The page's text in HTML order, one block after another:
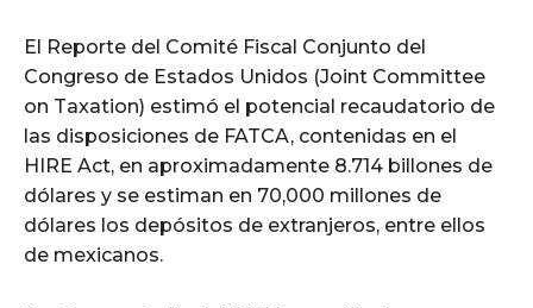
El Reporte del Comité Fiscal Conjunto del
Congreso de Estados Unidos (Joint Committee
on Taxation) estimó el potencial recaudatorio de
las disposiciones de FATCA, contenidas en el
HIRE Act, en aproximadamente 8.714 billones de
dólares y se estiman en 70,000 millones de
dólares los depósitos de extranjeros, entre ellos
de mexicanos.